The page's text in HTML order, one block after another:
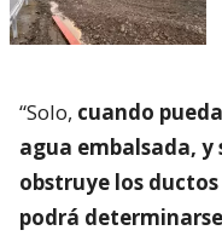
“Solo, cuando
agua embalsada,
obstruye los
podrá